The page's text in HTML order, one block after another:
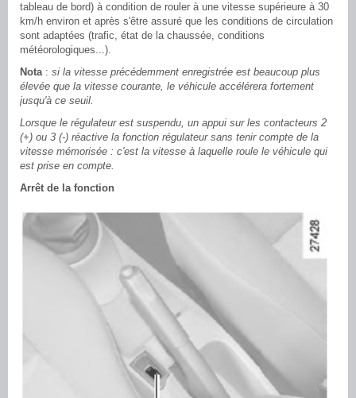
tableau de bord) à condition de rouler à une vitesse supérieure à 30
km/h environ et après s'être assuré que les conditions de circulation
sont adaptées (trafic, état de la chaussée, conditions
météorologiques...).
Nota : si la vitesse précédemment enregistrée est beaucoup plus
élevée que la vitesse courante, le véhicule accélérera fortement
jusqu'à ce seuil.
Lorsque le régulateur est suspendu, un appui sur les contacteurs 2
(+) ou 3 (-) réactive la fonction régulateur sans tenir compte de la
vitesse mémorisée : c'est la vitesse à laquelle roule le véhicule qui
est prise en compte.
Arrêt de la fonction